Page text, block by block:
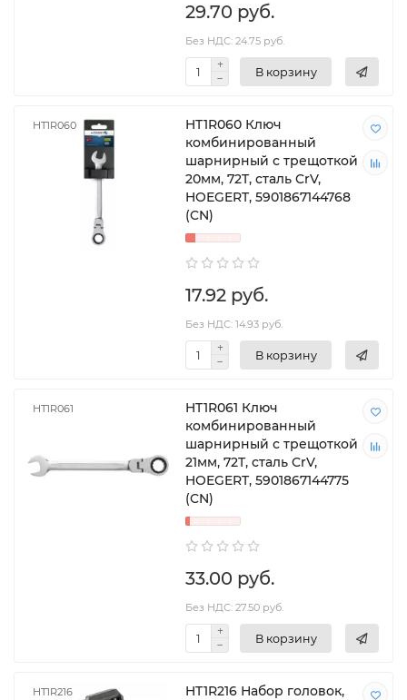
29.70 руб.
Без НДС: 24.75 руб.
В корзину
HT1R060
HT1R060 Ключ
комбинированный
шарнирный с трещоткой
20мм, 72T, сталь CrV,
HOEGERT, 5901867144768
(CN)
17.92 руб.
Без НДС: 14.93 руб.
В корзину
HT1R061
HT1R061 Ключ
комбинированный
шарнирный с трещоткой
21мм, 72T, сталь CrV,
HOEGERT, 5901867144775
(CN)
33.00 руб.
Без НДС: 27.50 руб.
В корзину
HT1R216
HT1R216 Набор головок,